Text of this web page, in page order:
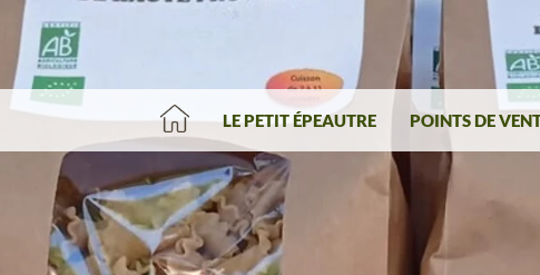
LE PETIT ÉPEAUTRE POINTS DE